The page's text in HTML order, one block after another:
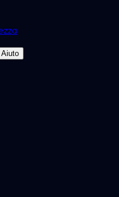
Aiuto